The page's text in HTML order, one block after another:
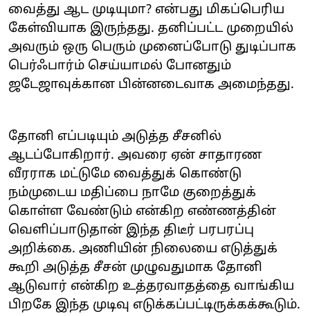
வைத்து ஆட முடியுமா? என்பது மிகப்பெரிய
கேள்வியாக இருந்தது. தனிப்பட்ட முறையில்
அவரும் ஒரு பெரும் முனைப்போடு துடிப்பாக
பெர்ஃபார்ம் செய்யாமல் போனதும்
ஜடேஜாவுக்கான பின்னடைவாக அமைந்தது.
தோனி எப்படியும் அடுத்த சீசனில்
ஆடப்போகிறார். அவரை ஏன் சாதாரண
வீரராக மட்டுமே வைத்துக் கொண்டு
நம்முடைய மதிப்பை நாமே குறைத்துக்
கொள்ள வேண்டும் என்கிற எண்ணத்தின்
வெளிப்பாடுதான் இந்த திடீர் பரபரப்பு
அறிக்கை. அணியின் நிலையை எடுத்துக்
கூறி அடுத்த சீசன் முழுவதுமாக தோனி
ஆடுவார் என்கிற உத்தரவாதத்தை வாங்கிய
பிறகே இந்த முடிவு எடுக்கப்பட்டிருக்கக்கூடும்.